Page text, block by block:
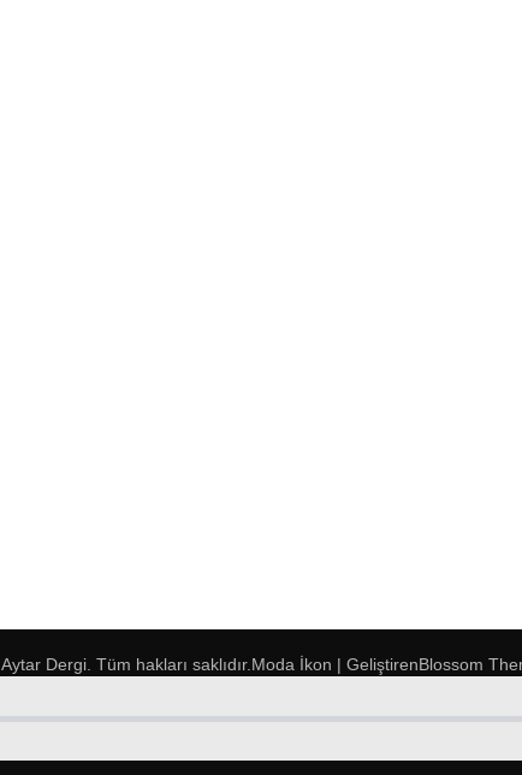
Aytar Dergi. Tüm hakları saklıdır. Moda İkon | GeliştirenBlossom